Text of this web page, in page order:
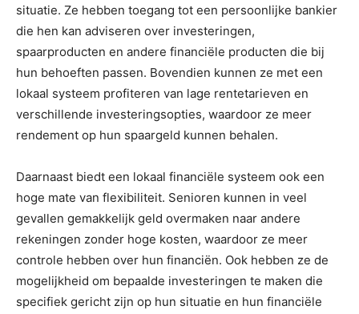
situatie. Ze hebben toegang tot een persoonlijke bankier
die hen kan adviseren over investeringen,
spaarproducten en andere financiële producten die bij
hun behoeften passen. Bovendien kunnen ze met een
lokaal systeem profiteren van lage rentetarieven en
verschillende investeringsopties, waardoor ze meer
rendement op hun spaargeld kunnen behalen.
Daarnaast biedt een lokaal financiële systeem ook een
hoge mate van flexibiliteit. Senioren kunnen in veel
gevallen gemakkelijk geld overmaken naar andere
rekeningen zonder hoge kosten, waardoor ze meer
controle hebben over hun financiën. Ook hebben ze de
mogelijkheid om bepaalde investeringen te maken die
specifiek gericht zijn op hun situatie en hun financiële